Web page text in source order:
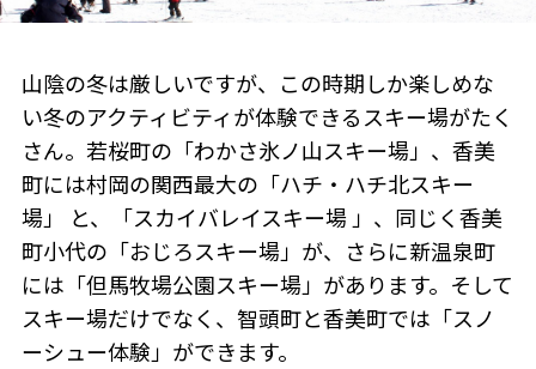
山陰の冬は厳しいですが、この時期しか楽しめな
い冬のアクティビティが体験できるスキー場がたく
さん。若桜町の「わかさ氷ノ山スキー場」、香美
町には村岡の関西最大の「ハチ・ハチ北スキー
場」 と、「スカイバレイスキー場 」、同じく香美
町小代の「おじろスキー場」が、さらに新温泉町
には「但馬牧場公園スキー場」があります。そして
スキー場だけでなく、智頭町と香美町では「スノ
ーシュー体験」ができます。